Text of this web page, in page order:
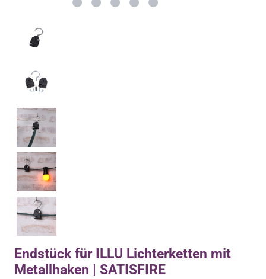
Endstück für ILLU Lichterketten mit
Metallhaken | SATISFIRE